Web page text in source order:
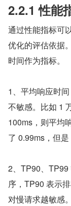
2.2.1 性能
通过性能指标可
优化的评估依据
时间作为指标。
1、平均响应时
不敏感。比如 1
100ms，则平均
了 0.99ms，但
2、TP90、
序，TP90 表示
对慢请求越敏感。